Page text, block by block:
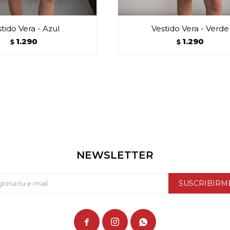
Vera - Azul
$ 1.290
Vestido Vera - Verde
$ 1.290
NEWSLETTER
  